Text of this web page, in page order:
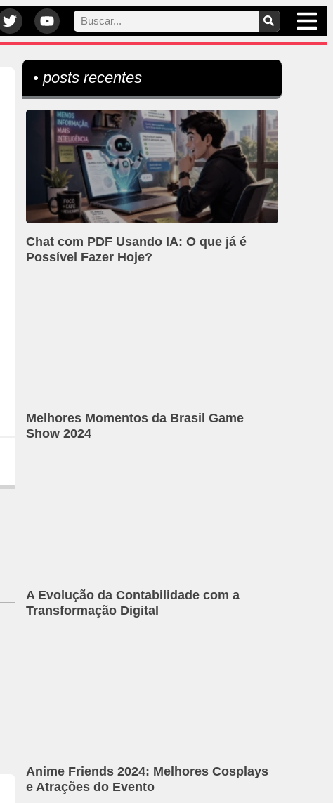
• posts recentes
Chat com PDF Usando IA: O que já é
Possível Fazer Hoje?
Melhores Momentos da Brasil Game
Show 2024
A Evolução da Contabilidade com a
Transformação Digital
Anime Friends 2024: Melhores Cosplays
e Atrações do Evento